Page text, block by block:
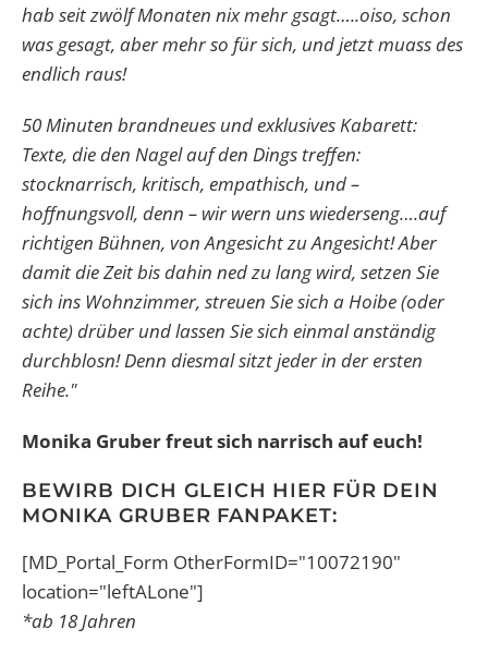
hab seit zwölf Monaten nix mehr gsagt…..oiso, schon
was gesagt, aber mehr so für sich, und jetzt muass des
endlich raus!
50 Minuten brandneues und exklusives Kabarett:
Texte, die den Nagel auf den Dings treffen:
stocknarrisch, kritisch, empathisch, und –
hoffnungsvoll, denn – wir wern uns wiederseng….auf
richtigen Bühnen, von Angesicht zu Angesicht! Aber
damit die Zeit bis dahin ned zu lang wird, setzen Sie
sich ins Wohnzimmer, streuen Sie sich a Hoibe (oder
achte) drüber und lassen Sie sich einmal anständig
durchblosn! Denn diesmal sitzt jeder in der ersten
Reihe."
Monika Gruber freut sich narrisch auf euch!
BEWIRB DICH GLEICH HIER FÜR DEIN
MONIKA GRUBER FANPAKET:
[MD_Portal_Form OtherFormID="10072190"
location="leftALone"]
*ab 18 Jahren